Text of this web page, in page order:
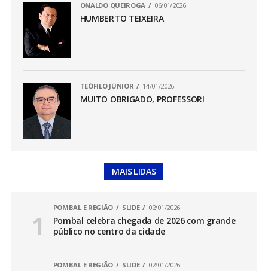
ONALDO QUEIROGA 06/01/2026
HUMBERTO TEIXEIRA
TEÓFILO JÚNIOR 14/01/2026
MUITO OBRIGADO, PROFESSOR!
MAIS LIDAS
POMBAL E REGIÃO SLIDE 02/01/2026
Pombal celebra chegada de 2026 com grande
público no centro da cidade
POMBAL E REGIÃO SLIDE 02/01/2026